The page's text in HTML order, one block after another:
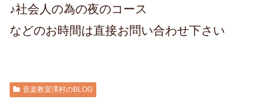
♪社会人の為の夜のコース
などのお時間は直接お問い合わせ下さい
音楽教室澤村のBLOG